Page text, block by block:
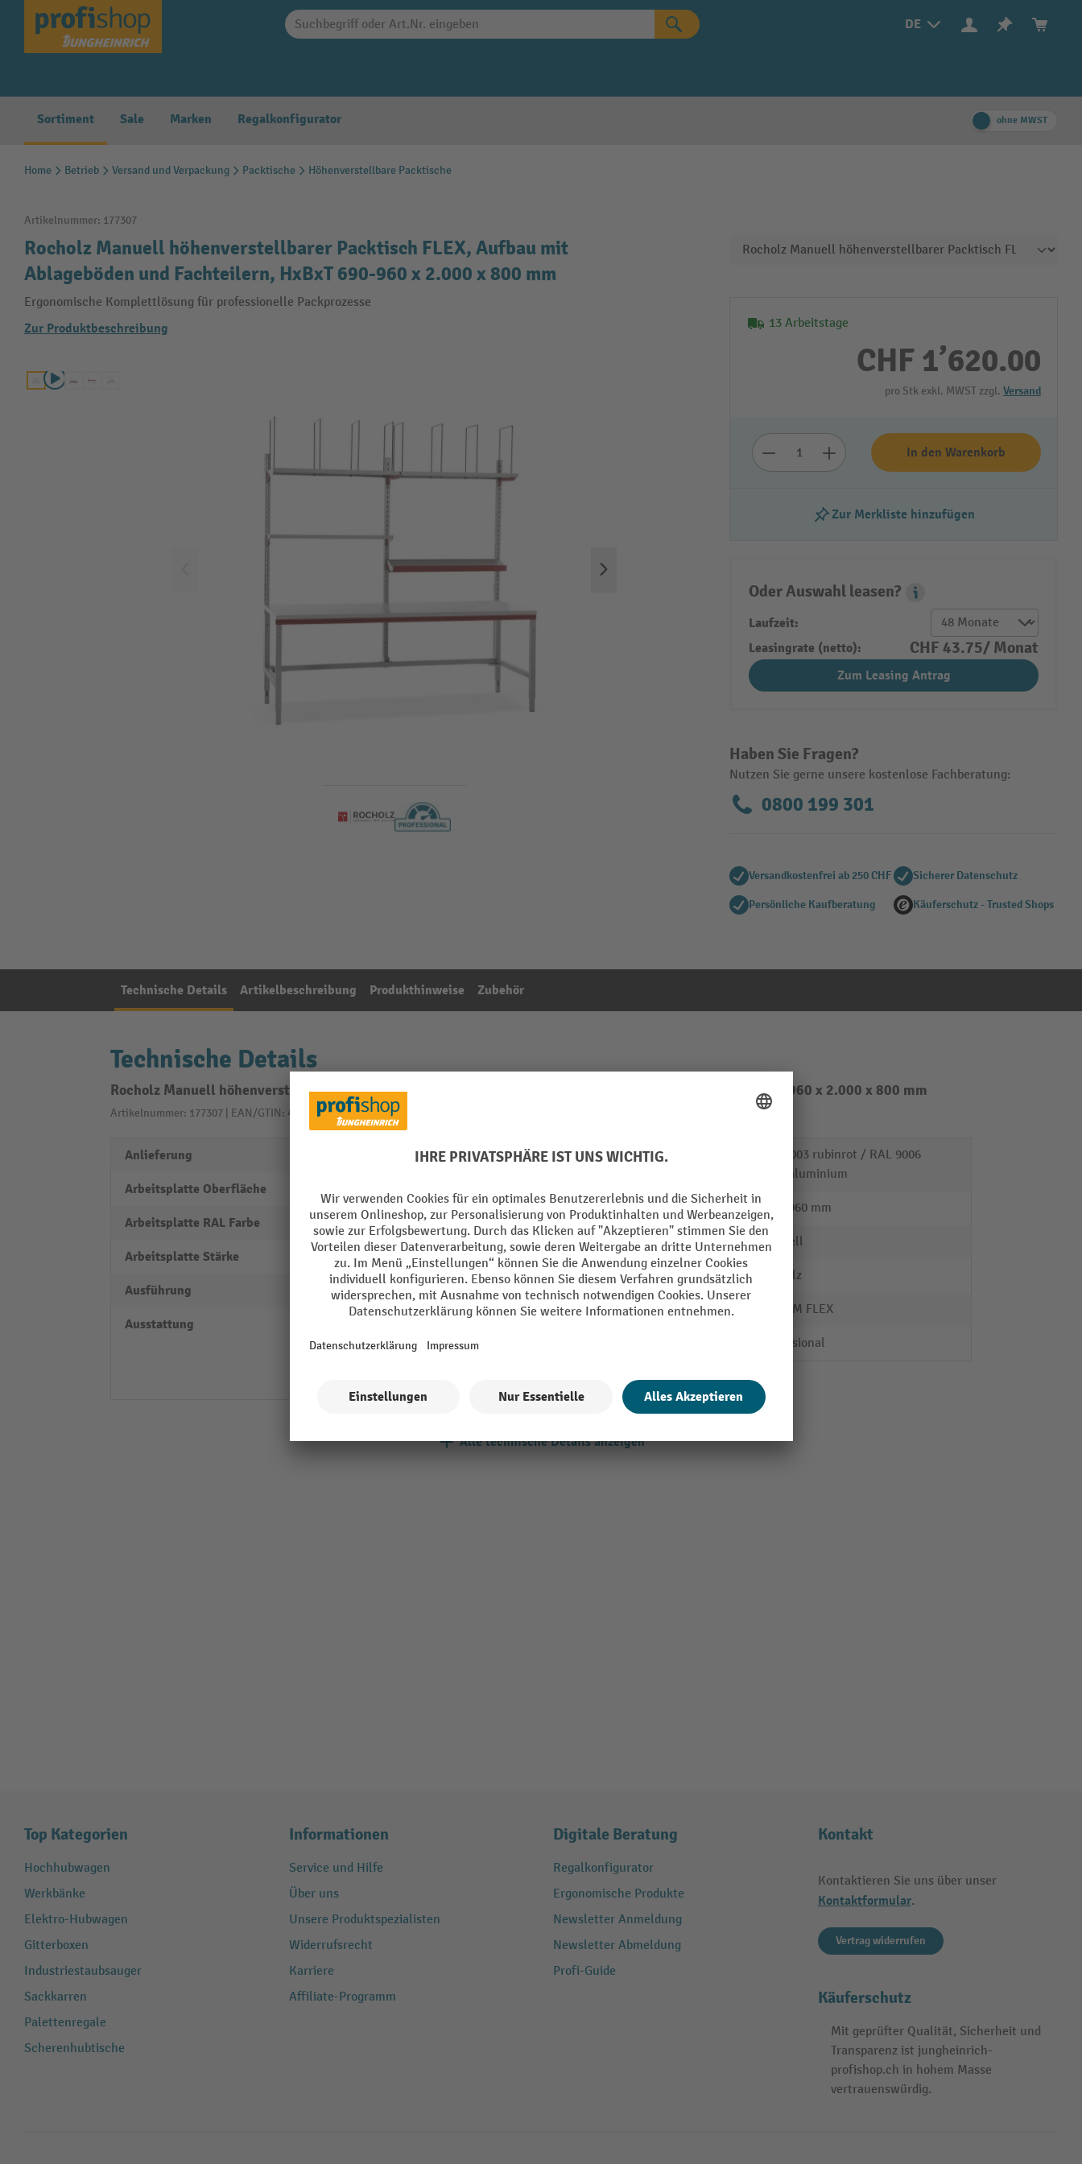
Zur Hauptnavigation springen DE
Sortiment Sale Marken Regalkonfigurator ohne MWST
Home Betrieb Versand und Verpackung Packtische Höhenverstellbare Packtische
Artikelnummer: 177307
Rocholz Manuell höhenverstellbarer Packtisch FLEX, Aufbau mit
Ablageböden und Fachteilern, HxBxT 690-960 x 2.000 x 800 mm
Ergonomische Komplettlösung für professionelle Packprozesse
Zur Produktbeschreibung 13 Arbeitstage
CHF 1’620.00
pro Stk exkl. MWST zzgl. Versand
In den Warenkorb
Zur Merkliste hinzufügen
Haben Sie Fragen?
Nutzen Sie gerne unsere kostenlose Fachberatung:
0800 199 301
Oder Auswahl leasen?
Leasing Popover
Laufzeit:
Leasingrate (netto):
CHF 43.75/ Monat
Zum Leasing Antrag
Versandkostenfrei ab 250 CHF Sicherer Datenschutz
Persönliche Kaufberatung Käuferschutz - Trusted Shops
Technische Details Artikelbeschreibung Produkthinweise Zubehör
Technische Details
Rocholz Manuell höhenverstellbarer Packtisch FLEX, Aufbau mit Ablageböden und Fachteilern, HxBxT 690-960 x 2.000 x 800 mm
Artikelnummer: 177307 | EAN/GTIN: 4030177063894Aus der Kategorie:
Anlieferung
Arbeitsplatte Oberfläche
Arbeitsplatte RAL Farbe RAL 7035 lichtgrau
Arbeitsplatte Stärke 30 mm
Ausführung Einzeltisch
Ausstattung
Anschlagkante)
Gestell RAL Farbe
RAL 3003 rubinrot / RAL 9006
weissaluminium
Höhe 690 - 960 mm
Höhenverstellung manuell
Marke Rocholz
Modell SYSTEM FLEX
Professional
Alle technische Details anzeigen
Top Kategorien
Hochhubwagen
Werkbänke
Elektro-Hubwagen
Gitterboxen
Industriestaubsauger
Sackkarren
Palettenregale
Scherenhubtische
Informationen
Service und Hilfe
Über uns
Unsere Produktspezialisten
Widerrufsrecht
Karriere
Affiliate-Programm
Digitale Beratung
Regalkonfigurator
Ergonomische Produkte
Newsletter Anmeldung
Newsletter Abmeldung
Profi-Guide
Kontakt
Kontaktieren Sie uns über unser
Kontaktformular.
Vertrag widerrufen
Käuferschutz
Mit geprüfter Qualität, Sicherheit und
Transparenz ist jungheinrich-
profishop.ch in hohem Masse
vertrauenswürdig.